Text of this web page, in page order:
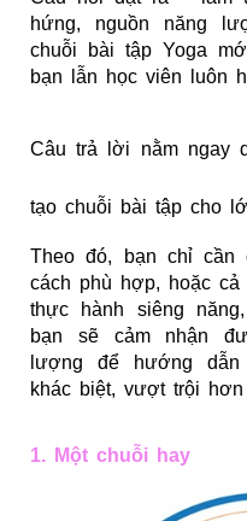
hứng, nguồn năng
chuỗi bài tập Yoga
bạn lẫn học viên luôn
Câu trả lời nằm ngay
tạo chuỗi bài tập cho
Theo đó, bạn chỉ cần
cách phù hợp, hoặc
thực hành siêng
bạn sẽ cảm nhận
lượng để hướng
khác biệt, vượt trội hơn
1. Một chuỗi hay